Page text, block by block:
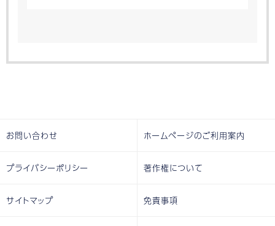
お問い合わせ ホームページのご利用案内
プライバシーポリシー 著作権について
サイトマップ 免責事項